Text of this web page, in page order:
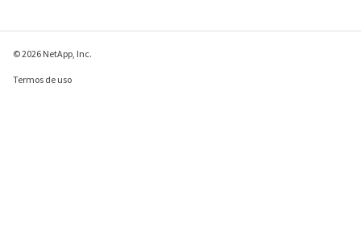
© 2026 NetApp, Inc.
Termos de uso